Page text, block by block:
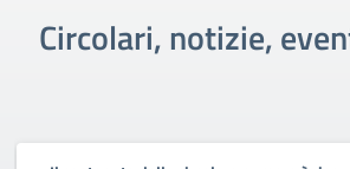
Circolari, notizie,